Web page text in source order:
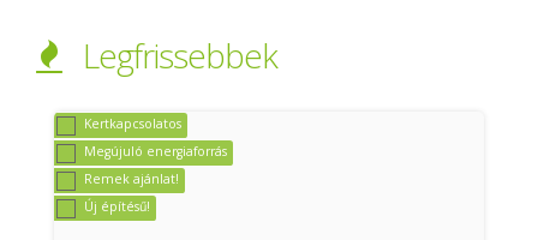
Legfrissebbek
Kertkapcsolatos
Megújuló energiaforrás
Remek ajánlat!
Új építésű!